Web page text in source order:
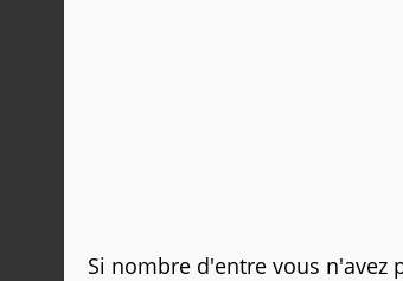
Si nombre d'entre vous n'avez